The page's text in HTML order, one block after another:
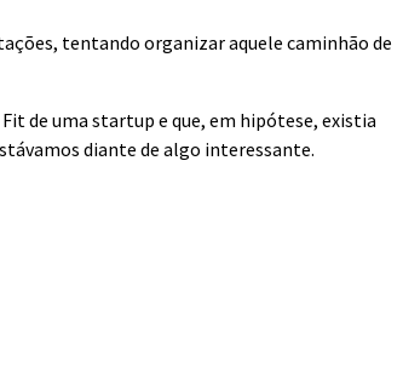
tentando organizar aquele caminhão de
de uma startup e que, em hipótese, existia
diante de algo interessante.